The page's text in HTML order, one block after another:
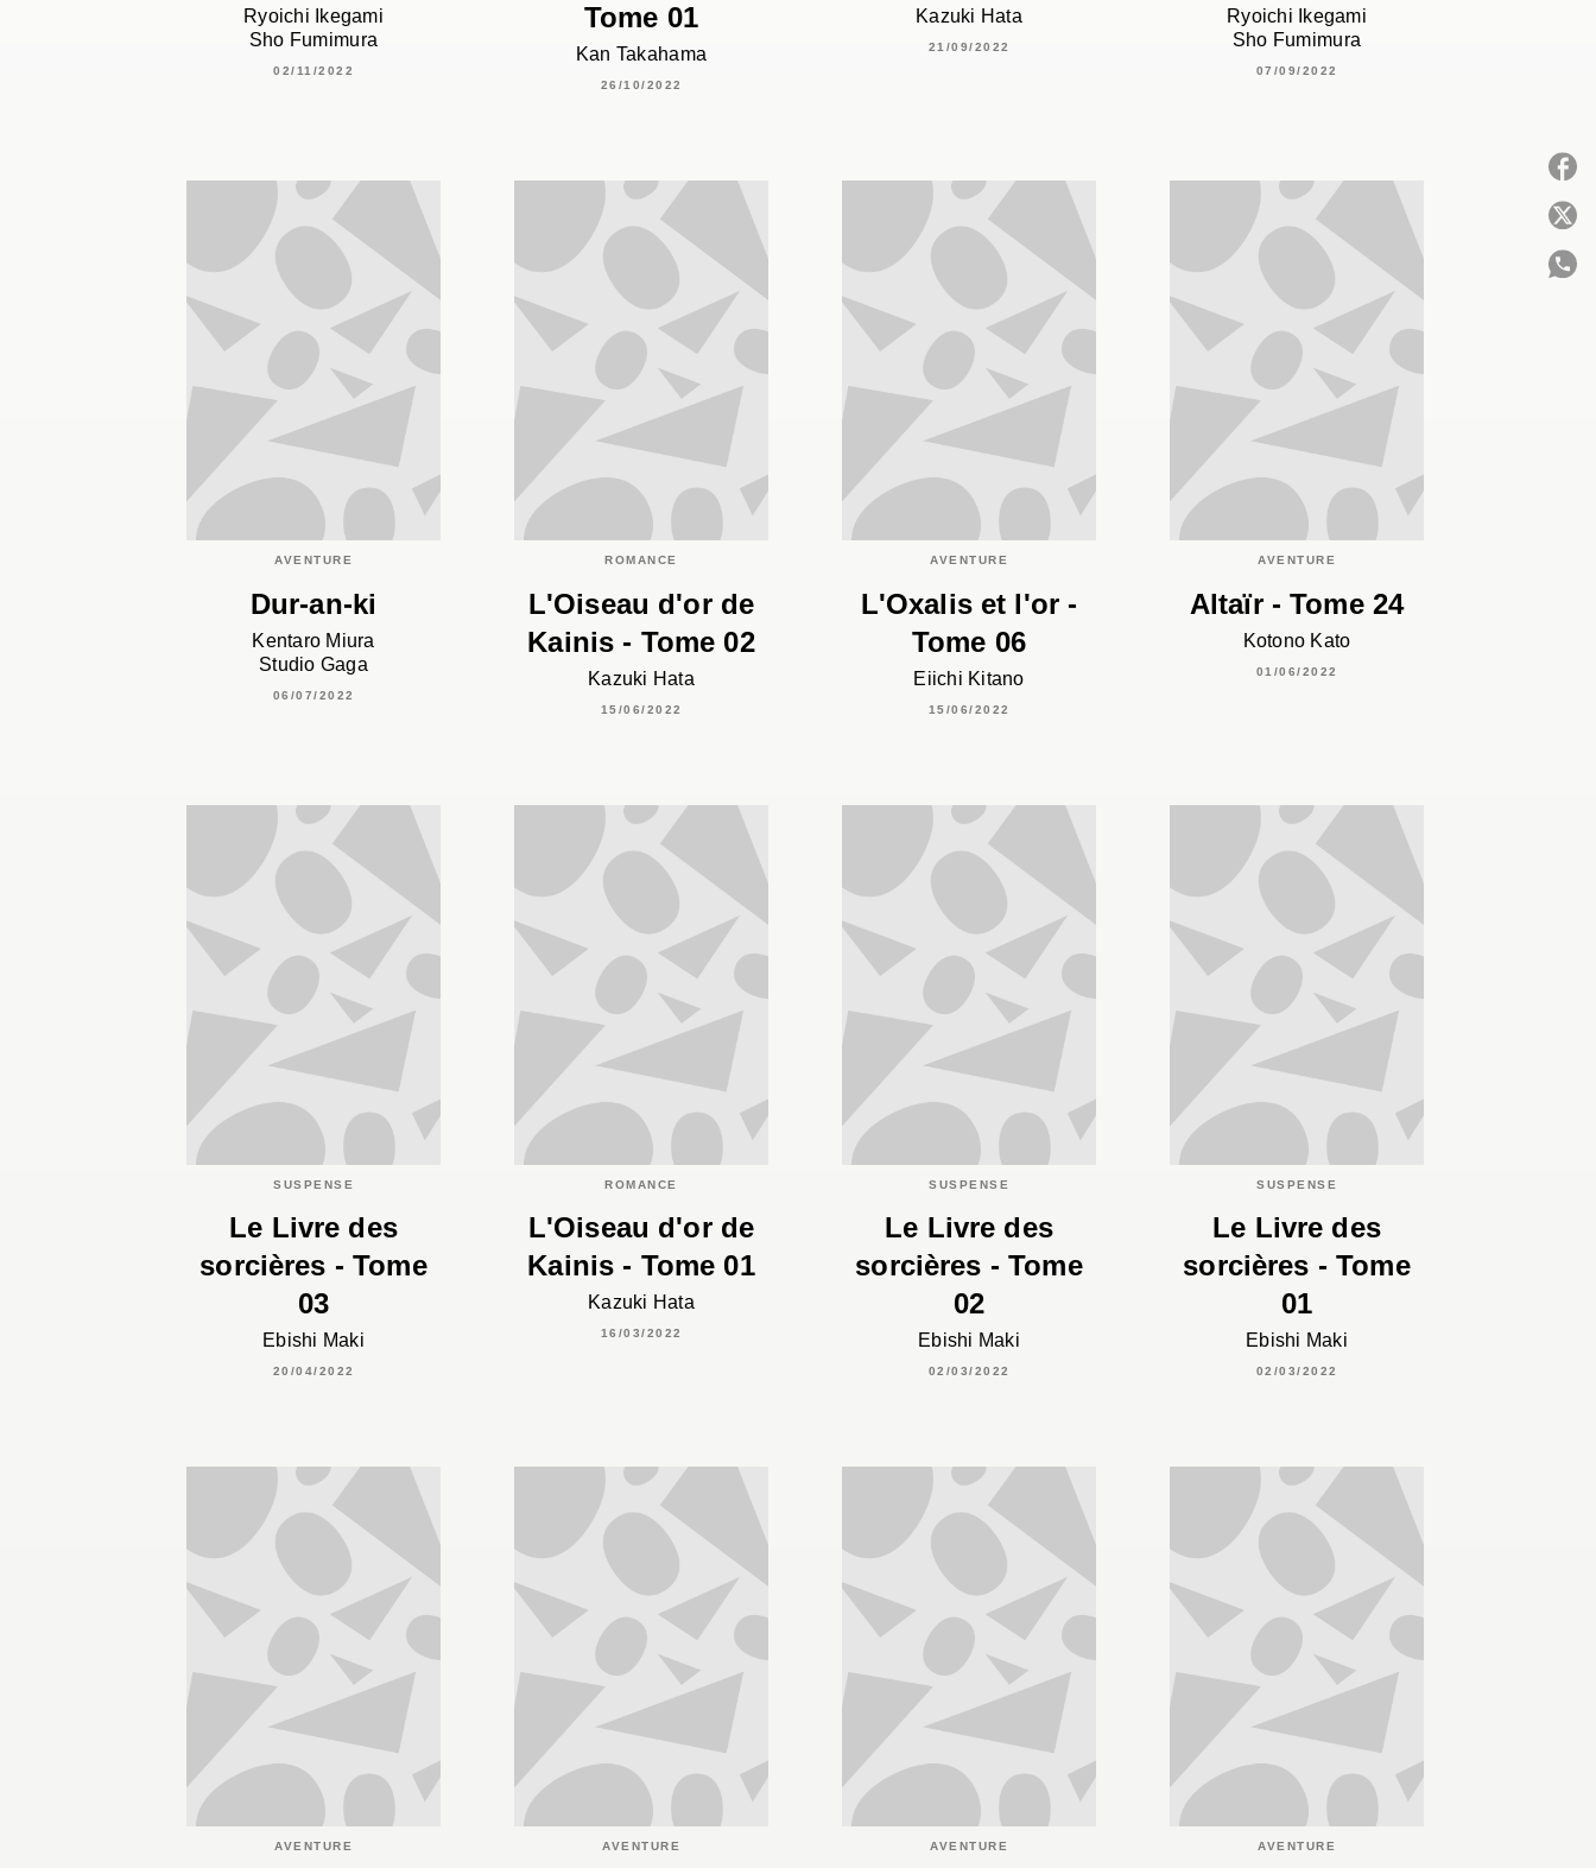
Ryoichi Ikegami
Sho Fumimura
02/11/2022
Tome 01
Kan Takahama
26/10/2022
Kazuki Hata
21/09/2022
Ryoichi Ikegami
Sho Fumimura
07/09/2022
AVENTURE
Dur-an-ki
Kentaro Miura
Studio Gaga
06/07/2022
ROMANCE
L'Oiseau d'or de
Kainis - Tome 02
Kazuki Hata
15/06/2022
AVENTURE
L'Oxalis et l'or -
Tome 06
Eiichi Kitano
15/06/2022
AVENTURE
Altaïr - Tome 24
Kotono Kato
01/06/2022
SUSPENSE
Le Livre des
sorcières - Tome
03
Ebishi Maki
20/04/2022
ROMANCE
L'Oiseau d'or de
Kainis - Tome 01
Kazuki Hata
16/03/2022
SUSPENSE
Le Livre des
sorcières - Tome
02
Ebishi Maki
02/03/2022
SUSPENSE
Le Livre des
sorcières - Tome
01
Ebishi Maki
02/03/2022
AVENTURE AVENTURE AVENTURE AVENTURE